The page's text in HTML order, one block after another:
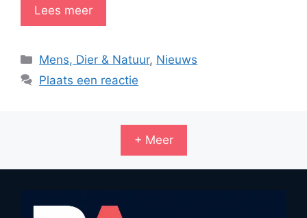
Lees meer
Categorieën
Mens, Dier & Natuur, Nieuws
Plaats een reactie
+ Meer